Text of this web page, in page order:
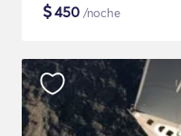
$450 /noche